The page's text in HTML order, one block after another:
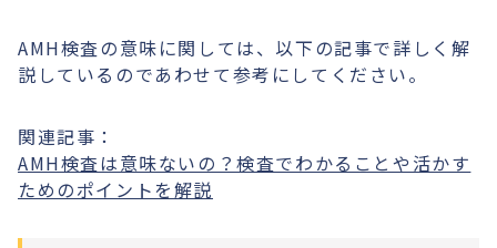
AMH検査の意味に関しては、以下の記事で詳しく解
説しているのであわせて参考にしてください。
関連記事：
AMH検査は意味ないの？検査でわかることや活かす
ためのポイントを解説